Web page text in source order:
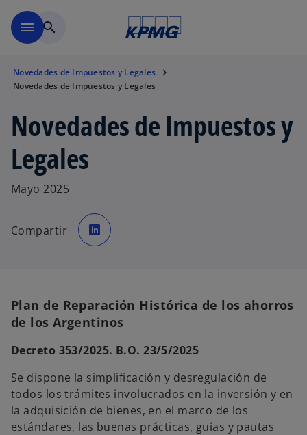
menu search
Novedades de Impuestos y Legales
Novedades de Impuestos y Legales
Novedades de Impuestos y
Legales
Mayo 2025
Compartir e
a
p
s
a
u
e
v
a
Plan de Reparación Histórica de los ahorros
de los Argentinos
Decreto 353/2025. B.O. 23/5/2025
Se dispone la simplificación y desregulación de
todos los trámites involucrados en la inversión y en
la adquisición de bienes, en el marco de los
estándares, las buenas prácticas, guías y pautas